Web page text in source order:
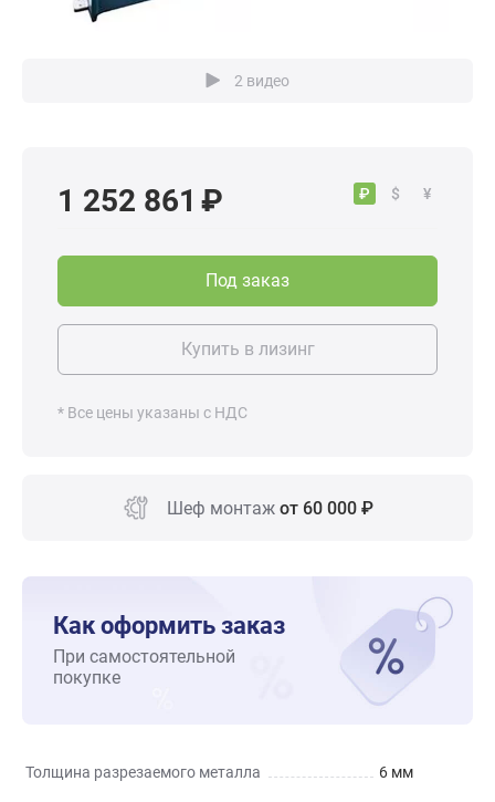
2 видео
₽ $ ¥
1 252 861 ₽
Под заказ
Купить в лизинг
* Все цены указаны с НДС
Шеф монтаж от 60 000 ₽
Как оформить заказ
При самостоятельной
покупке
Толщина разрезаемого металла 6 мм